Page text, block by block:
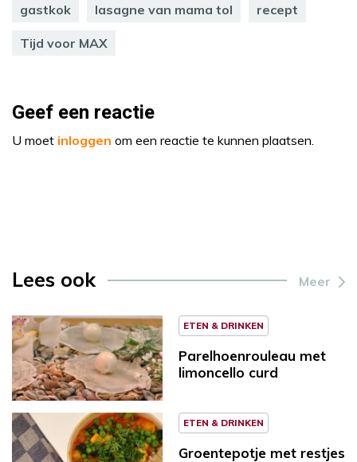
gastkok lasagne van mama tol recept
Tijd voor MAX
Geef een reactie
U moet inloggen om een reactie te kunnen plaatsen.
Lees ook Meer
ETEN & DRINKEN
Parelhoenrouleau met
limoncello curd
ETEN & DRINKEN
Groentepotje met restjes